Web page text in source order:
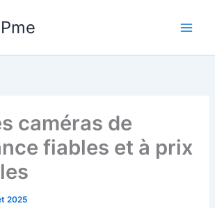
caméras de
fiables et à prix
2025